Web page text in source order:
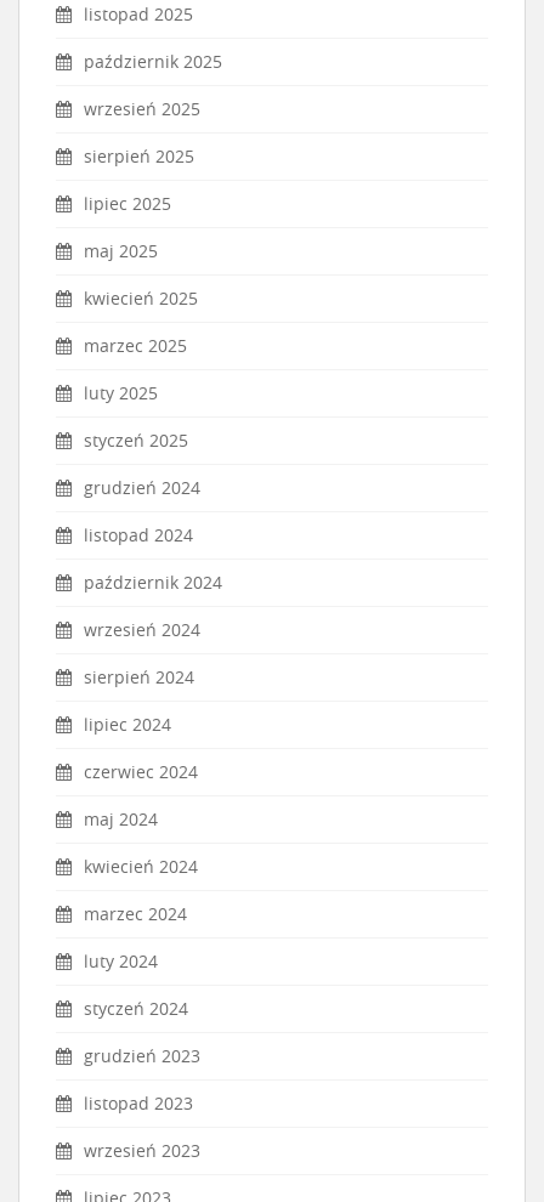
listopad 2025
październik 2025
wrzesień 2025
sierpień 2025
lipiec 2025
maj 2025
kwiecień 2025
marzec 2025
luty 2025
styczeń 2025
grudzień 2024
listopad 2024
październik 2024
wrzesień 2024
sierpień 2024
lipiec 2024
czerwiec 2024
maj 2024
kwiecień 2024
marzec 2024
luty 2024
styczeń 2024
grudzień 2023
listopad 2023
wrzesień 2023
lipiec 2023